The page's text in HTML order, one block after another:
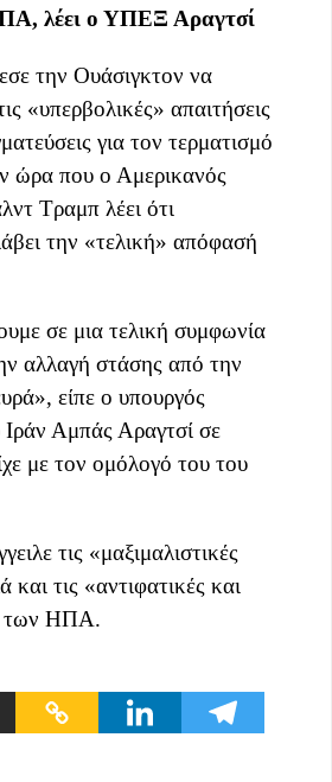
λέει ο ΥΠΕΞ Αραγτσί
την Ουάσιγκτον να
«υπερβολικές» απαιτήσεις
για τον τερματισμό
ώρα που ο Αμερικανός
Τραμπ λέει ότι
την «τελική» απόφασή
σε μια τελική συμφωνία
αλλαγή στάσης από την
είπε ο υπουργός
Αμπάς Αραγτσί σε
με τον ομόλογό του του
τις «μαξιμαλιστικές
και τις «αντιφατικές και
των ΗΠΑ.